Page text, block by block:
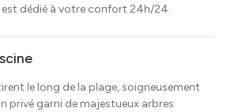
dédié à votre confort 24h/24.
le long de la plage, soigneusement
privé garni de majestueux arbres